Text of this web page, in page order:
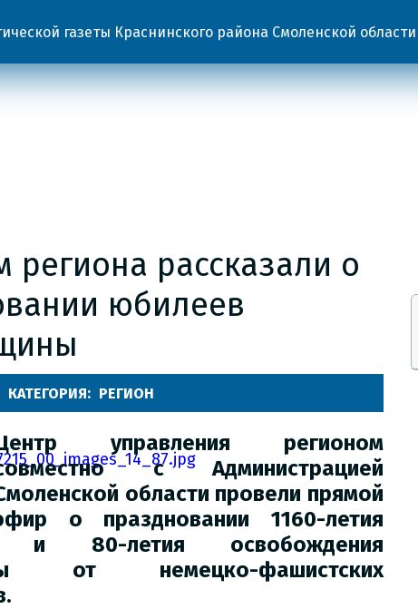
газеты Краснинского района Смоленской области
региона рассказали о
юбилеев
КАТЕГОРИЯ: РЕГИОН
управления регионом
с Администрацией
области провели прямой
о праздновании 1160-летия
и 80-летия освобождения
от немецко-фашистских